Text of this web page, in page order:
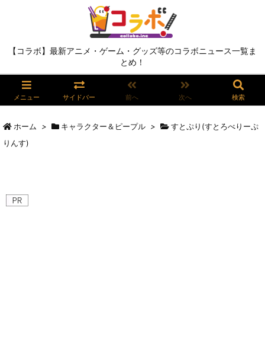
【コラボ】最新アニメ・ゲーム・グッズ等のコラボニュース一覧ま
とめ！
メニュー サイドバー 前へ 次へ 検索
ホーム > キャラクター＆ピープル >
すとぷり(すとろべりーぷ
りんす)